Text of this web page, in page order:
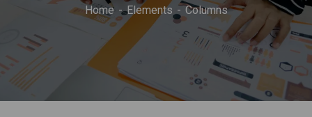
Home Elements Columns